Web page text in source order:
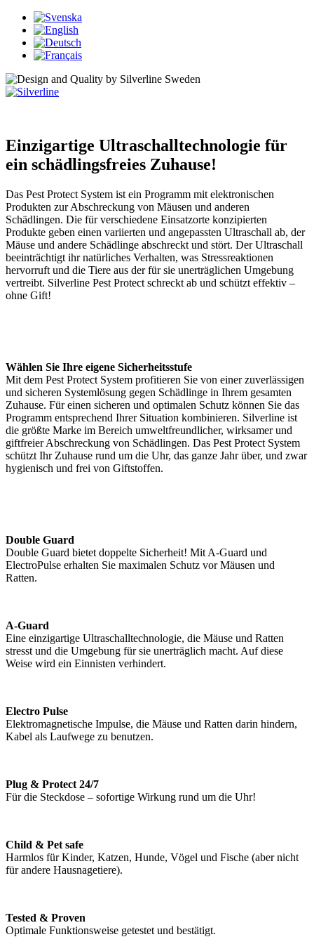
Einzigartige Ultraschalltechnologie für
ein schädlingsfreies Zuhause!
Das Pest Protect System ist ein Programm mit elektronischen
Produkten zur Abschreckung von Mäusen und anderen
Schädlingen. Die für verschiedene Einsatzorte konzipierten
Produkte geben einen variierten und angepassten Ultraschall ab, der
Mäuse und andere Schädlinge abschreckt und stört. Der Ultraschall
beeinträchtigt ihr natürliches Verhalten, was Stressreaktionen
hervorruft und die Tiere aus der für sie unerträglichen Umgebung
vertreibt. Silverline Pest Protect schreckt ab und schützt effektiv –
ohne Gift!
Wählen Sie Ihre eigene Sicherheitsstufe
Mit dem Pest Protect System profitieren Sie von einer zuverlässigen
und sicheren Systemlösung gegen Schädlinge in Ihrem gesamten
Zuhause. Für einen sicheren und optimalen Schutz können Sie das
Programm entsprechend Ihrer Situation kombinieren. Silverline ist
die größte Marke im Bereich umweltfreundlicher, wirksamer und
giftfreier Abschreckung von Schädlingen. Das Pest Protect System
schützt Ihr Zuhause rund um die Uhr, das ganze Jahr über, und zwar
hygienisch und frei von Giftstoffen.
Double Guard
Double Guard bietet doppelte Sicherheit! Mit A-Guard und
ElectroPulse erhalten Sie maximalen Schutz vor Mäusen und
Ratten.
A-Guard
Eine einzigartige Ultraschalltechnologie, die Mäuse und Ratten
stresst und die Umgebung für sie unerträglich macht. Auf diese
Weise wird ein Einnisten verhindert.
Electro Pulse
Elektromagnetische Impulse, die Mäuse und Ratten darin hindern,
Kabel als Laufwege zu benutzen.
Plug & Protect 24/7
Für die Steckdose – sofortige Wirkung rund um die Uhr!
Child & Pet safe
Harmlos für Kinder, Katzen, Hunde, Vögel und Fische (aber nicht
für andere Hausnagetiere).
Tested & Proven
Optimale Funktionsweise getestet und bestätigt.